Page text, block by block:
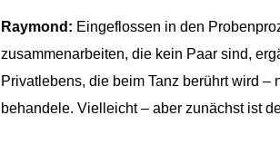
Raymond: Eingeflossen in den
zusammenarbeiten, die kein Paar sind,
Privatlebens, die beim Tanz berührt wird
behandele. Vielleicht – aber zunächst ist